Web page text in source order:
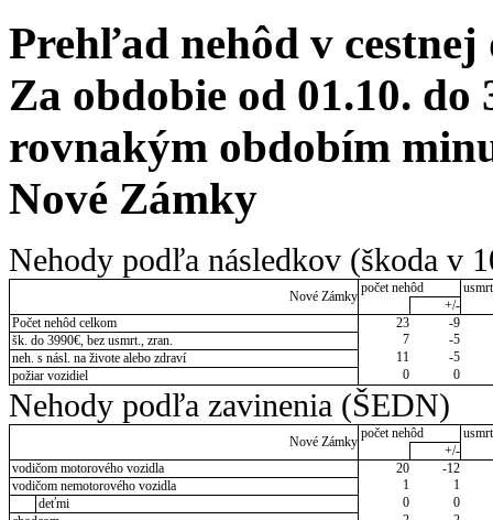
Prehľad nehôd v cestnej
Za obdobie od 01.10. do
rovnakým obdobím
Nové Zámky
Nehody podľa následkov (škoda v
Nové Zámky
počet nehôd
+/-
Počet nehôd celkom
23
-9
šk. do 3990€, bez usmrt., zran.
7
-5
neh. s násl. na živote alebo zdraví
11
-5
požiar vozidiel
0 0
Nehody podľa zavinenia (ŠEDN)
Nové Zámky
počet nehôd
+/-
vodičom motorového vozidla
20
-12
vodičom nemotorového vozidla
1
1
deťmi
0
0